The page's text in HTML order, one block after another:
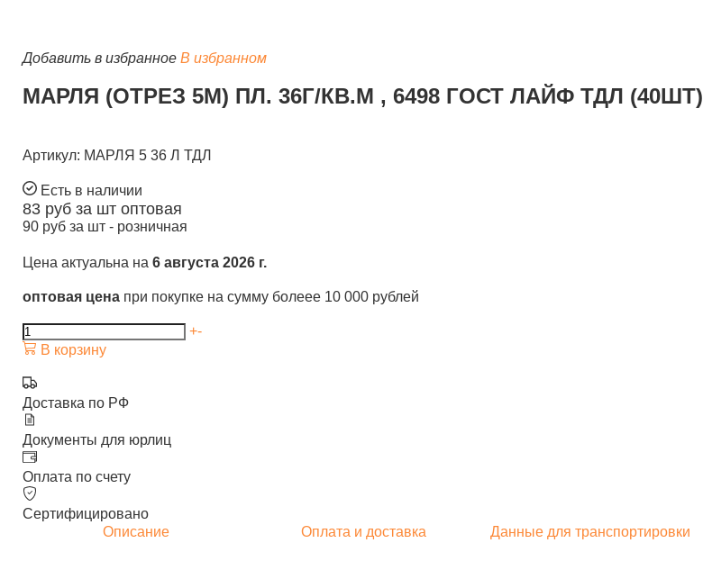
Добавить в избранное В избранном
МАРЛЯ (ОТРЕЗ 5М) ПЛ. 36Г/КВ.М , 6498 ГОСТ ЛАЙФ ТДЛ (40ШТ)
Артикул: МАРЛЯ 5 36 Л ТДЛ
Есть в наличии
83 руб за шт оптовая
90 руб за шт - розничная
Цена актуальна на 6 августа 2026 г.
оптовая цена при покупке на сумму болеее 10 000 рублей
+-
В корзину
Доставка по РФ
Документы для юрлиц
Оплата по счету
Сертифицировано
Описание
Оплата и доставка Данные для транспортировки